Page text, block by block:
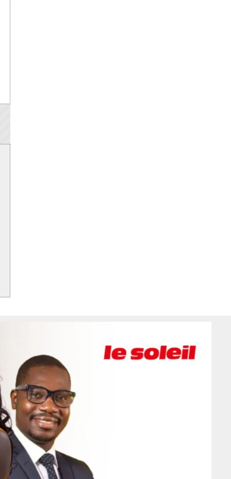
aux Pme sénégalaises : l’Adepme et la Jica
2026